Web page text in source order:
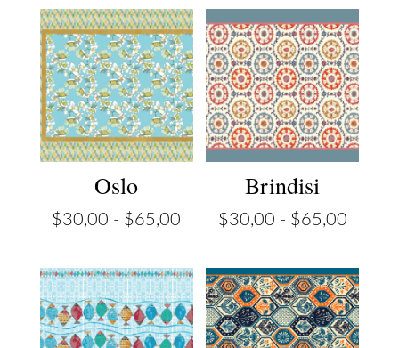
Oslo
$30,00 - $65,00 Rango
precios:
desde
$30,00
hasta
Brindisi
$30,00 - $65,00Rango
desde
hasta